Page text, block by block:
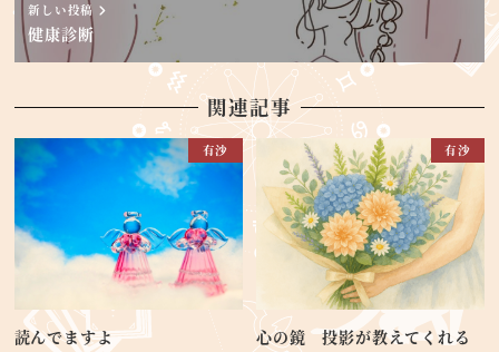
新しい投稿
健康診断
関連記事
有沙
読んでますよ
有沙
心の鏡 投影が教えてくれる